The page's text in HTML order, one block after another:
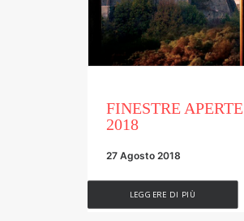
FINESTRE APERTE
2018
27 Agosto 2018
LEGGERE DI PIÙ